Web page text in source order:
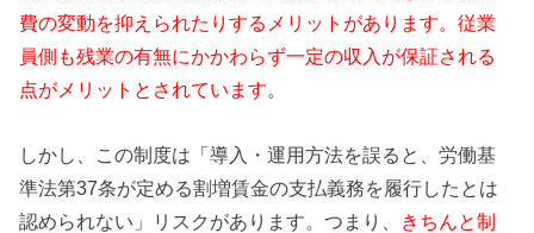
費の変動を抑えられたりするメリットがあります。従業
員側も残業の有無にかかわらず一定の収入が保証される
点がメリットとされています。
しかし、この制度は「導入・運用方法を誤ると、労働基
準法第37条が定める割増賃金の支払義務を履行したとは
認められない」リスクがあります。つまり、 きちんと制